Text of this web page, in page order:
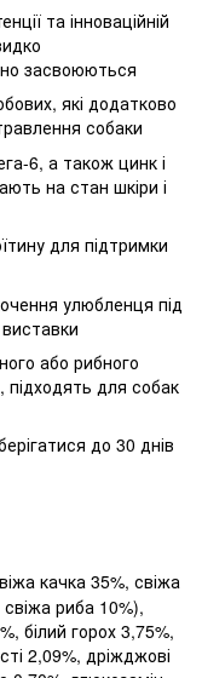
та інноваційній
засвоюються
які додатково
собаки
6, а також цинк і
на стан шкіри і
для підтримки
улюбленця під
або рибного
підходять для собак
до 30 днів
качка 35%, свіжа
риба 10%),
білий горох 3,75%,
2,09%, дріжджові